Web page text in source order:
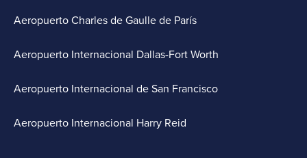
Aeropuerto Charles de Gaulle de París
Aeropuerto Internacional Dallas-Fort Worth
Aeropuerto Internacional de San Francisco
Aeropuerto Internacional Harry Reid